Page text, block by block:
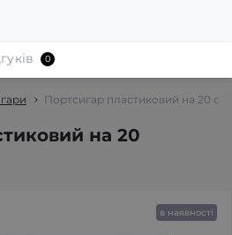
Портсигар пластиковий на 20
на 20
0
в наявності